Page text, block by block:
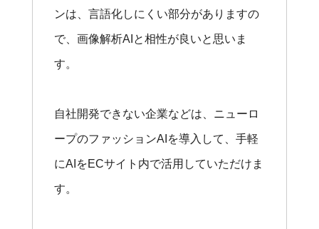
ンは、言語化しにくい部分がありますの
で、画像解析AIと相性が良いと思いま
す。
自社開発できない企業などは、ニューロ
ープのファッションAIを導入して、手軽
にAIをECサイト内で活用していただけま
す。